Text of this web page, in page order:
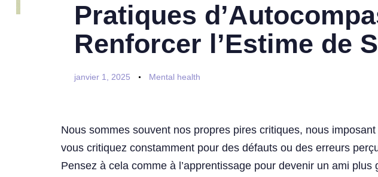
Pratiques
Renforcer l’Estime de
janvier 1, 2025 Mental health
Nous sommes souvent nos propres pires critiques, nous
vous critiquez constamment pour des défauts ou des erreurs
Pensez à cela comme à l’apprentissage pour devenir un ami